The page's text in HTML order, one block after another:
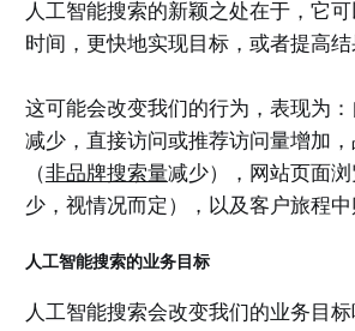
人工智能搜索的新颖之处在于，它
时间，更快地实现目标，或者提高结
这可能会改变我们的行为，表现为
减少，直接访问或推荐访问量增加
（非品牌搜索量减少），网站页面
少，视情况而定），以及客户旅程中
人工智能搜索的业务目标
人工智能搜索会改变我们的业务目标